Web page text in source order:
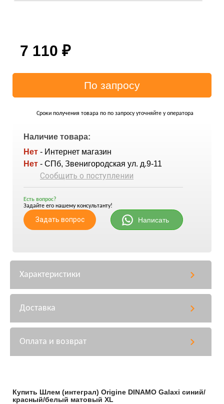
7 110 ₽
Сроки получения товара по по запросу уточняйте у оператора
Наличие товара:
Нет - Интернет магазин
Нет - СПб, Звенигородская ул. д.9-11
Сообщить о поступлении
Есть вопрос?
Задайте его нашему консультанту!
Задать вопрос Написать
Характеристики
Доставка
Оплата и возврат
Купить Шлем (интеграл) Origine DINAMO Galaxi синий/
красный/белый матовый XL